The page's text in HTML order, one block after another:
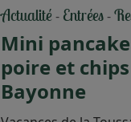
Actualité - Entrées-
Mini
poire et
Bayonne